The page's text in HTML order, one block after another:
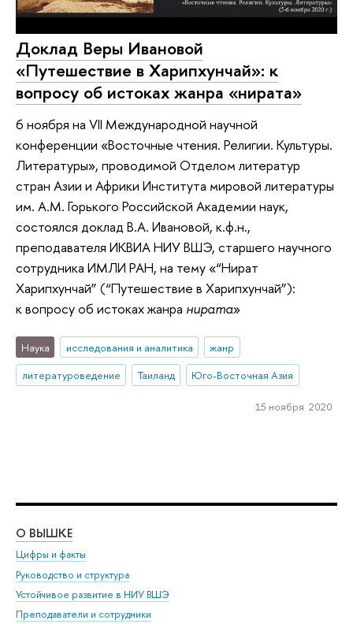
Доклад Веры Ивановой
«Путешествие в Харипхунчай»: к
вопросу об истоках жанра «нирата»
6 ноября на VII Международной научной
конференции «Восточные чтения. Религии. Культуры.
Литературы», проводимой Отделом литератур
стран Азии и Африки Института мировой литературы
им. А.М. Горького Российской Академии наук,
состоялся доклад В.А. Ивановой, к.ф.н.,
преподавателя ИКВИА НИУ ВШЭ, старшего научного
сотрудника ИМЛИ РАН, на тему «“Нират
Харипхунчай” (“Путешествие в Харипхунчай”):
к вопросу об истоках жанра нирата»
Наука исследования и аналитика
жанр
литературоведение
Таиланд Юго-Восточная Азия
15 ноября 2020
О ВЫШКЕ
Цифры и факты
Руководство и структура
Устойчивое развитие в НИУ ВШЭ
Преподаватели и сотрудники